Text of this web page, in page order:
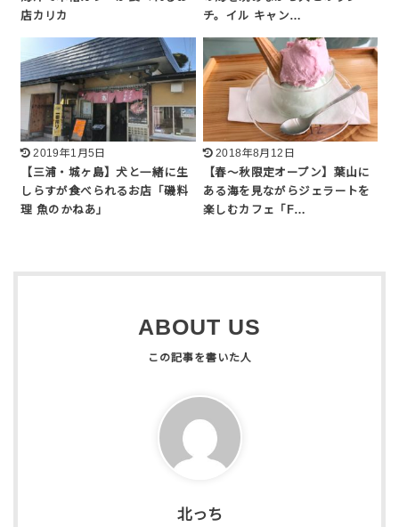
店カリカ
チ。イル キャン…
2019年1月5日
【三浦・城ヶ島】犬と一緒に生
しらすが食べられるお店「磯料
理 魚のかねあ」
2018年8月12日
【春〜秋限定オープン】葉山に
ある海を見ながらジェラートを
楽しむカフェ「F…
ABOUT US
北っち